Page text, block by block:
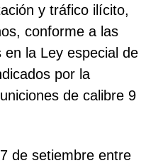
y tráfico ilícito,
conforme a las
en la Ley especial de
por la
de calibre 9
de setiembre entre